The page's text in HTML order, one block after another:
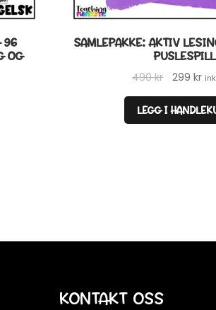
96
OG
SAMLEPAKKE: AKTIV
PUSLESPILL
490kr
var:
490 kr.
299 kr
er:
LEGG I
KONTAKT OSS